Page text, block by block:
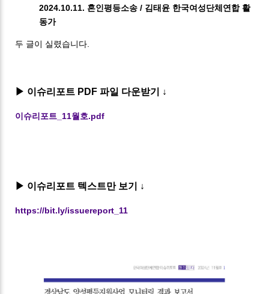
2024.10.11. 혼인평등소송 / 김태윤 한국여성단체연합 활
동가
두 글이 실렸습니다.
▶ 이슈리포트 PDF 파일 다운받기 ↓
이슈리포트_11월호.pdf
▶ 이슈리포트 텍스트만 보기 ↓
https://bit.ly/issuereport_11